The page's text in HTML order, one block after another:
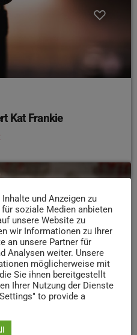
Kat Frankie
insert_link
und Anzeigen zu
soziale Medien anbieten
unsere Website zu
wir Informationen zu Ihrer
an unsere Partner für
Analysen weiter. Unsere
möglicherweise mit
Sie ihnen bereitgestellt
Ihrer Nutzung der Dienste
to provide a